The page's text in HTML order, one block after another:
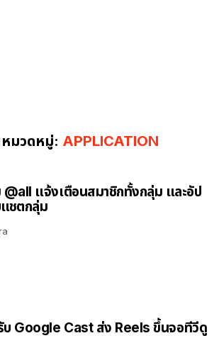
หมวดหมู่: APPLICATION
แจ้งเตือนสมาชิกทั้งกลุ่ม และอัป
แชตกลุ่ม
Google Cast ส่ง Reels ขึ้นจอทีวีดู